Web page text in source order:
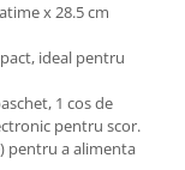
x 28.5 cm
ideal pentru
1 cos de
pentru scor.
pentru a alimenta